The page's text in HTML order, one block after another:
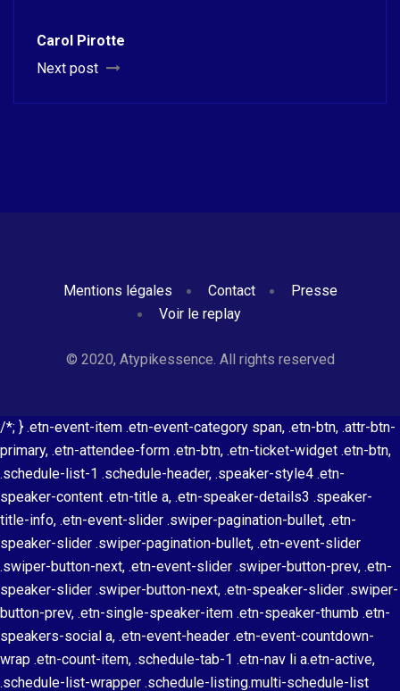
Carol Pirotte
Next post
Mentions légales Contact
Presse
Voir le replay
© 2020, Atypikessence. All rights reserved
/*; } .etn-event-item .etn-event-category span, .etn-btn, .attr-btn-
primary, .etn-attendee-form .etn-btn, .etn-ticket-widget .etn-btn,
.schedule-list-1 .schedule-header, .speaker-style4 .etn-
speaker-content .etn-title a, .etn-speaker-details3 .speaker-
title-info, .etn-event-slider .swiper-pagination-bullet, .etn-
speaker-slider .swiper-pagination-bullet, .etn-event-slider
.swiper-button-next, .etn-event-slider .swiper-button-prev, .etn-
speaker-slider .swiper-button-next, .etn-speaker-slider .swiper-
button-prev, .etn-single-speaker-item .etn-speaker-thumb .etn-
speakers-social a, .etn-event-header .etn-event-countdown-
wrap .etn-count-item, .schedule-tab-1 .etn-nav li a.etn-active,
.schedule-list-wrapper .schedule-listing.multi-schedule-list